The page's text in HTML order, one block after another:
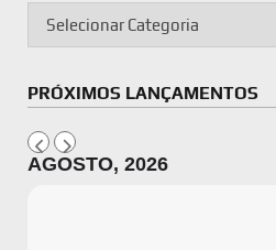
PRÓXIMOS LANÇAMENTOS
AGOSTO, 2026